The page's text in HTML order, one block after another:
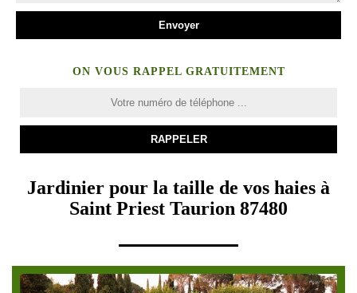
ON VOUS RAPPEL GRATUITEMENT
Jardinier pour la taille de vos haies à
Saint Priest Taurion 87480